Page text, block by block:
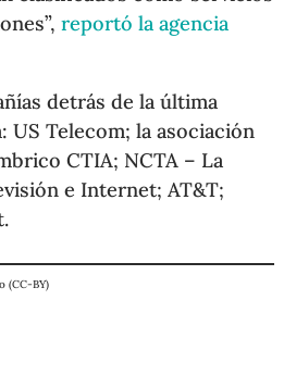
reportó la agencia
detrás de la última
US Telecom; la asociación
CTIA; NCTA – La
e Internet; AT&T;
(CC-BY)